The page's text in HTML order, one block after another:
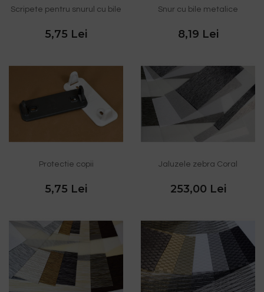
Scripete pentru snurul cu bile
5,75 Lei
Snur cu bile metalice
8,19 Lei
Protectie copii
5,75 Lei
Jaluzele zebra Coral
253,00 Lei